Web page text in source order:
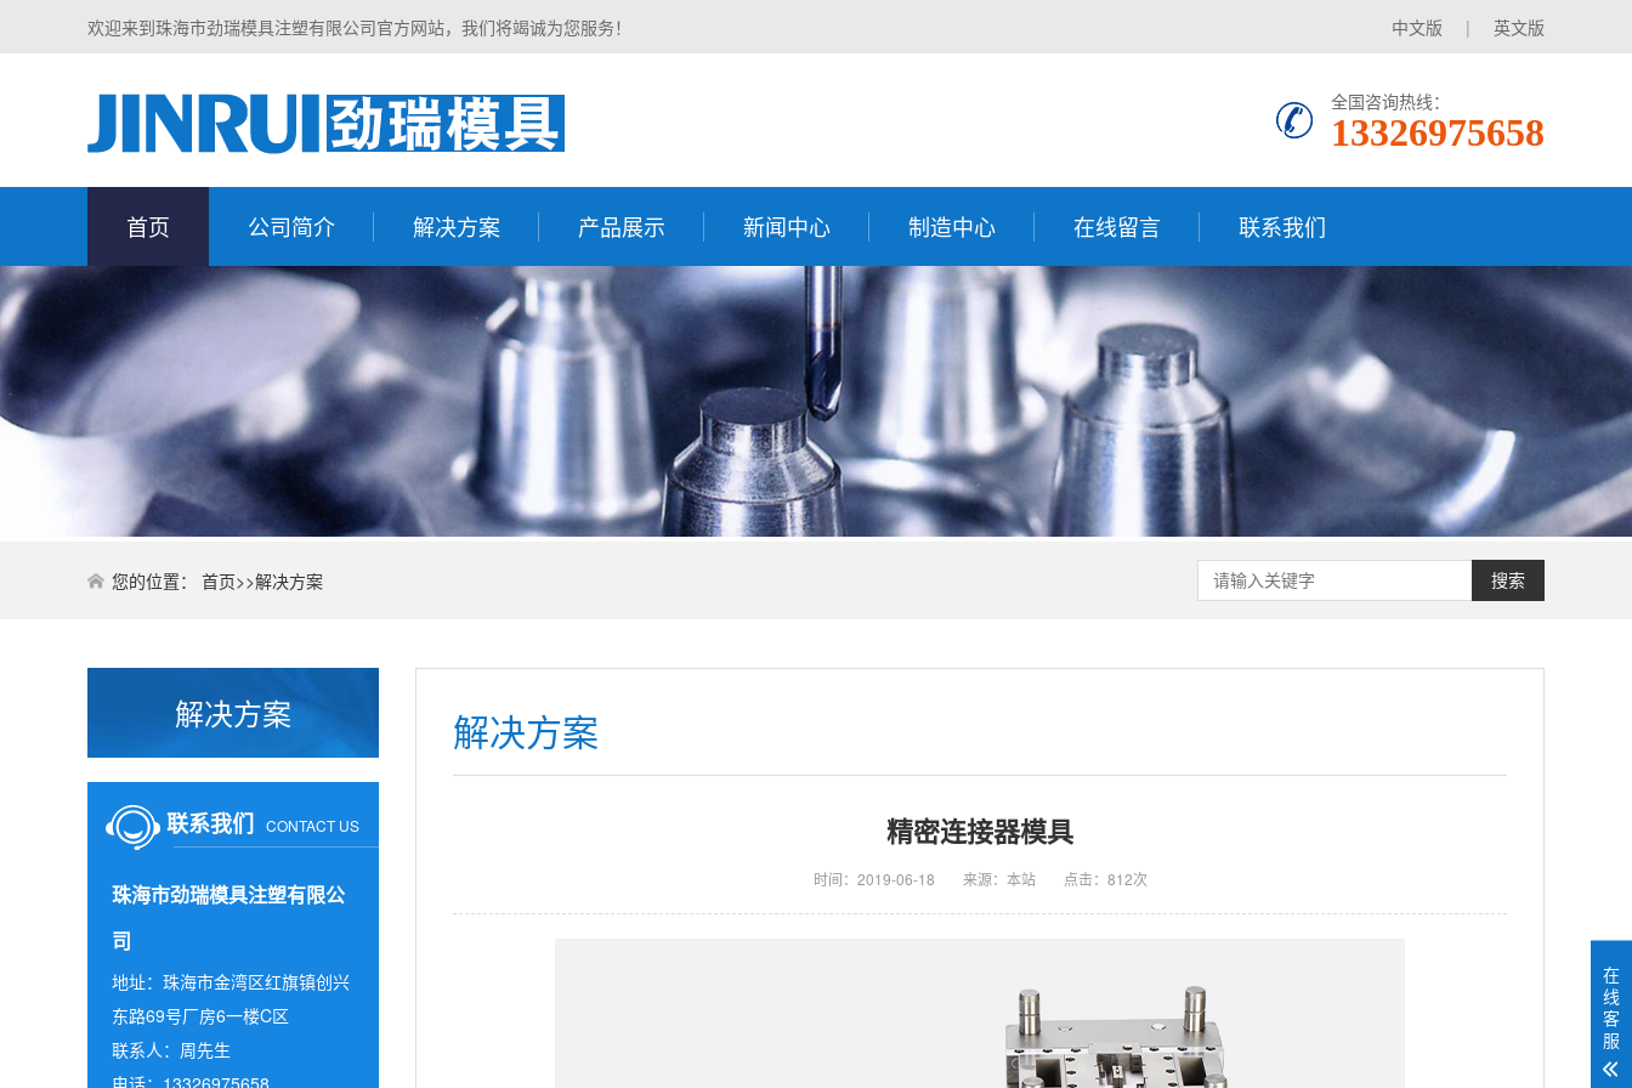
中文版 | 英文版
欢迎来到珠海市劲瑞模具注塑有限公司官方网站，我们将竭诚为您服务！
全国咨询热线：
13326975658
首页 公司简介 解决方案 产品展示 新闻中心 制造中心 在线留言 联系我们
搜索
您的位置： 首页>>解决方案
解决方案
联系我们 CONTACT US
珠海市劲瑞模具注塑有限公
司
地址：珠海市金湾区红旗镇创兴
东路69号厂房6一楼C区
联系人：周先生
解决方案
精密连接器模具
时间：2019-06-18 来源：本站 点击：812次
在
线
客
服